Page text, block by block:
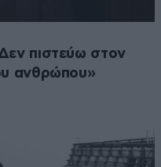
πιστεύω στον
ανθρώπου»